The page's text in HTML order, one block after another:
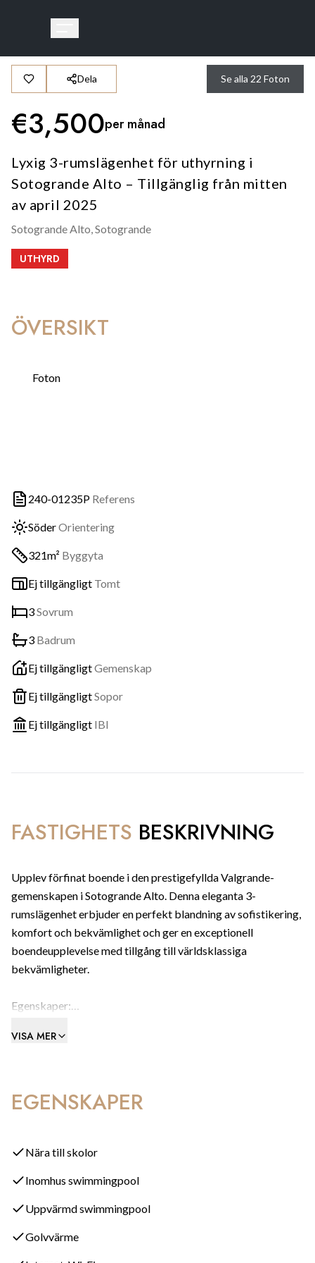
Dela Se alla 22 Foton
€3,500per månad
Lyxig 3-rumslägenhet för uthyrning i
Sotogrande Alto – Tillgänglig från mitten
av april 2025
Sotogrande Alto,Sotogrande
UTHYRD
ÖVERSIKT
Foton
240-01235P Referens
SöderOrientering
321m² Byggyta
Ej tillgängligt Tomt
3Sovrum
3 Badrum
Ej tillgängligtGemenskap
Ej tillgängligtSopor
Ej tillgängligt IBI
FASTIGHETS BESKRIVNING
Upplev förfinat boende i den prestigefyllda Valgrande-
gemenskapen i Sotogrande Alto. Denna eleganta 3-
rumslägenhet erbjuder en perfekt blandning av sofistikering,
komfort och bekvämlighet och ger en exceptionell
boendeupplevelse med tillgång till världsklassiga
bekvämligheter.
Egenskaper:
Rymliga vardagsrum som flödar av naturligt ljus
Fullt utrustat kök med moderna, högkvalitativa apparater
Luftkonditionering och golvvärme för komfort året runt
Exklusiva gemenskapsfaciliteter:
Tre utomhuspooler omgivna av grönskande trädgårdar
VISA MER
EGENSKAPER
Nära till skolor
Inomhus swimmingpool
Uppvärmd swimmingpool
Golvvärme